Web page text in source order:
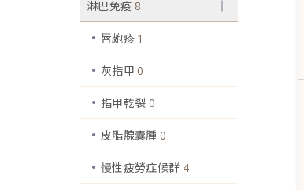
淋巴免疫 8
唇皰疹 1
灰指甲 0
指甲乾裂 0
皮脂腺囊腫 0
慢性疲勞症候群 4